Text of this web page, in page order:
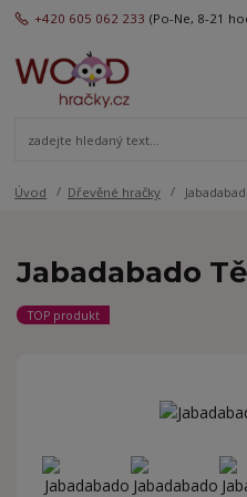
+420 605 062 233 (Po-Ne, 8-21
Úvod Dřevěné hračky
Jabadabado
TOP produkt